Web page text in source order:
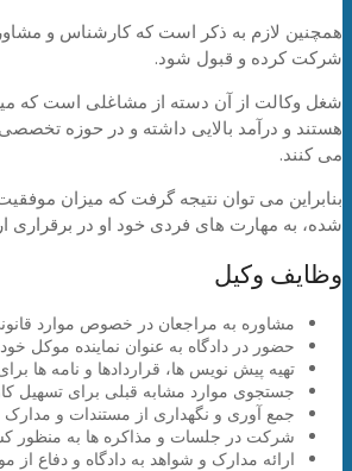
همچنین لازم به ذکر است که کارشناس و
شرکت کرده و قبول شود.
شغل وکالت از آن دسته از مشاغلی است که
هستند و درآمد بالایی داشته و در حوزه
می کنند.
بنابراین می توان نتیجه گرفت که میزان
شده، به مهارت های فردی خود او در
وظایف وکیل
مشاوره به مراجعان در خصوص موارد
حضور در دادگاه به عنوان نماینده موکل خود
تهیه پیش نویس ها، قراردادها و نامه ها
جستجوی موارد مشابه قبلی برای تسهیل
جمع آوری و نگهداری از مستندات و مدارک
شرکت در جلسات و مذاکره ها به منظور
ارائه مدارک و شواهد به دادگاه و دفاع از